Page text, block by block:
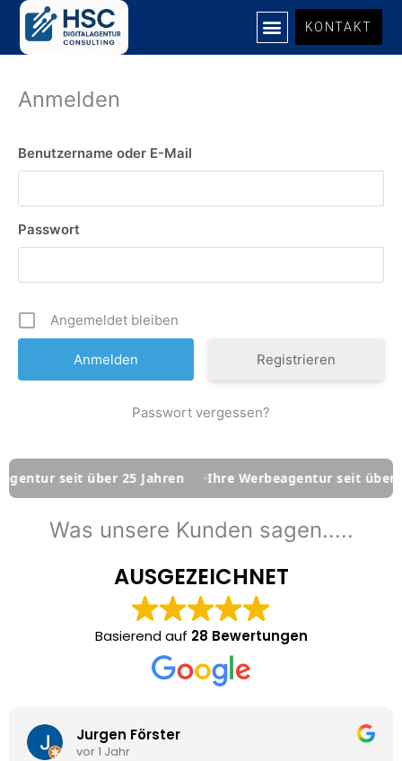
Zum
springen
KONTAKT
Anmelden
Benutzername oder E-Mail
Passwort
Angemeldet bleiben
Registrieren
Passwort vergessen?
seit über 25 Jahren Ihre Werbeagentur seit über
Was unsere Kunden sagen.....
AUSGEZEICHNET
Basierend auf 28 Bewertungen
Jurgen Förster
vor 1 Jahr